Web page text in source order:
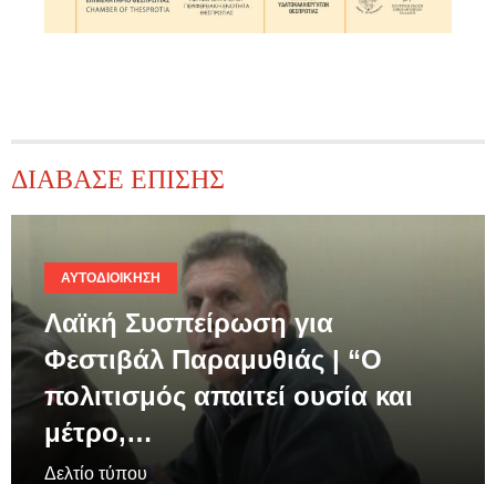
ΔΙΑΒΑΣΕ ΕΠΙΣΗΣ
ΑΥΤΟΔΙΟΊΚΗΣΗ
Λαϊκή Συσπείρωση για
Φεστιβάλ Παραμυθιάς | “Ο
πολιτισμός απαιτεί ουσία και
μέτρο,…
Δελτίο τύπου